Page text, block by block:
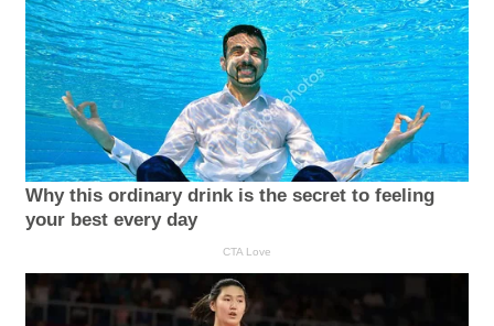
Why this ordinary drink is the secret to feeling
your best every day
CTA Love